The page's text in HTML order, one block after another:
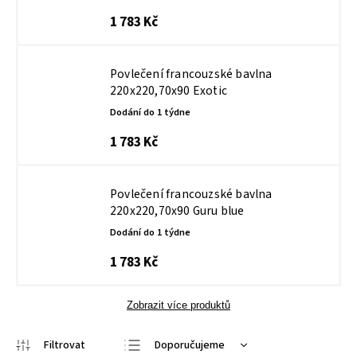
1 783 Kč
Povlečení francouzské bavlna
220x220,70x90 Exotic
Dodání do 1 týdne
1 783 Kč
Povlečení francouzské bavlna
220x220,70x90 Guru blue
Dodání do 1 týdne
1 783 Kč
Zobrazit více produktů
Doporučujeme